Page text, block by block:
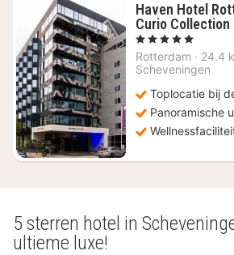
Haven Hotel
Curio Collection
1
nacht
vanaf
307,79
, 5 Sterren
Rotterdam · 24.4
Scheveningen
Toplocatie bij
Panoramische
5 sterren hotel in
ultieme luxe!